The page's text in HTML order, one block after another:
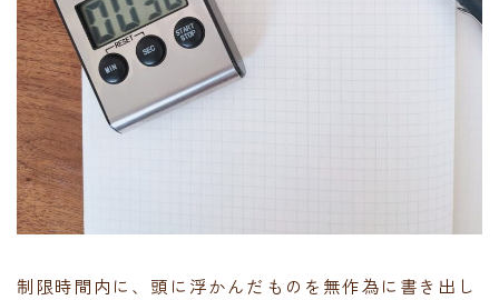
制限時間内に、頭に浮かんだものを無作為に書き出し